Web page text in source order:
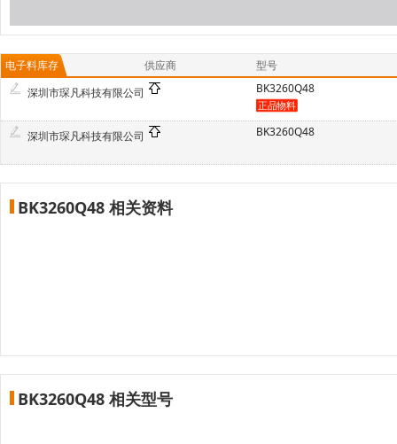
电子料库存 供应商
型号
深圳市琛凡科技有限公司
BK3260Q48
深圳市琛凡科技有限公司 BK3260Q48
BK3260Q48 相关资料
BK3260Q48 相关型号